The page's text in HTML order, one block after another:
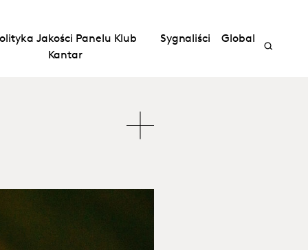
Jakości Panelu Klub
Kantar
Sygnaliści Global